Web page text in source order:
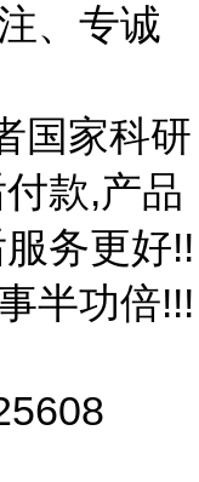
、专诚
家科研
款,产品
务更好!!
半功倍!!!